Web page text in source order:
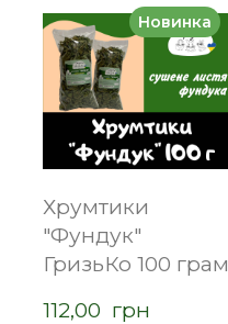
Новинка
Хрумтики
"Фундук"
ГризьКо 100 грам
112,00  грн